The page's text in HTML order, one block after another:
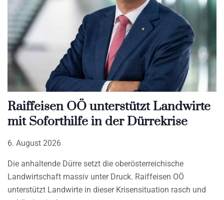
Raiffeisen OÖ unterstützt Landwirte
mit Soforthilfe in der Dürrekrise
6. August 2026
Die anhaltende Dürre setzt die oberösterreichische
Landwirtschaft massiv unter Druck. Raiffeisen OÖ
unterstützt Landwirte in dieser Krisensituation rasch und